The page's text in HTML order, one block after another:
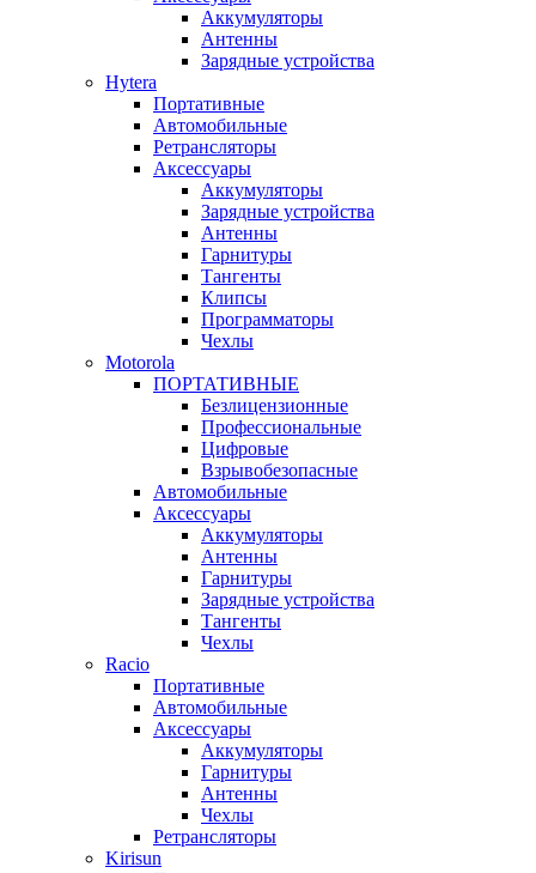
Аккумуляторы
Антенны
Зарядные устройства
Hytera
Портативные
Автомобильные
Ретрансляторы
Аксессуары
Аккумуляторы
Зарядные устройства
Антенны
Гарнитуры
Тангенты
Клипсы
Программаторы
Чехлы
Motorola
ПОРТАТИВНЫЕ
Безлицензионные
Профессиональные
Цифровые
Взрывобезопасные
Автомобильные
Аксессуары
Аккумуляторы
Антенны
Гарнитуры
Зарядные устройства
Тангенты
Чехлы
Racio
Портативные
Автомобильные
Аксессуары
Аккумуляторы
Гарнитуры
Антенны
Чехлы
Ретрансляторы
Kirisun